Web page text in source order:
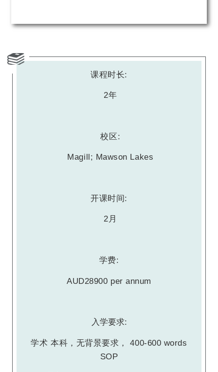
课程时长:
2年
校区:
Magill; Mawson Lakes
开课时间:
2月
学费:
AUD28900 per annum
入学要求:
学术 本科，无背景要求， 400-600 words
SOP